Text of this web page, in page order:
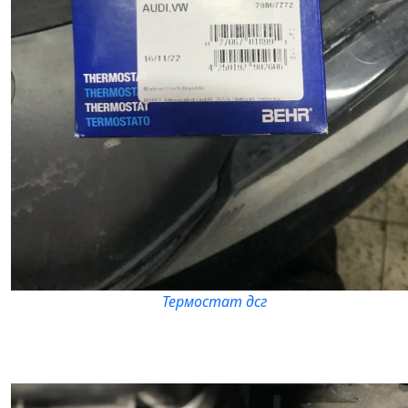
Термостат дсг